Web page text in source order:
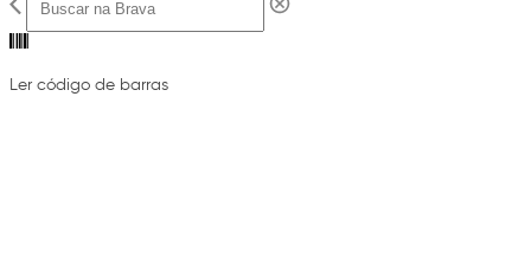
Ler código de barras